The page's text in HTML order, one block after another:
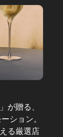
が贈る、
ション。
る厳選店